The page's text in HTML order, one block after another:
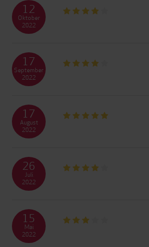
12
Oktober
2022
17
September
2022
17
August
2022
26
Juli
2022
15
Mai
2022